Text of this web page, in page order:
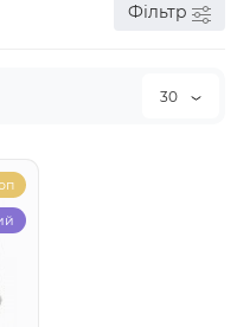
Фільтр
30